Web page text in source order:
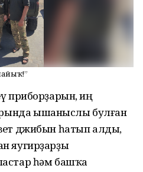
приборҙарын, иң
ышаныслы булған
джибын һатып алды,
яугирҙарҙы
һәм башҡа